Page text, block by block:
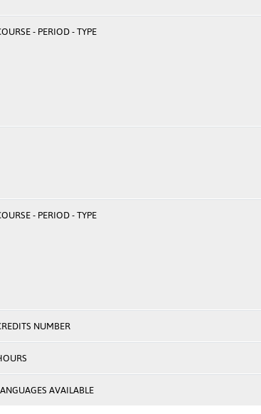
- PERIOD - TYPE
- PERIOD - TYPE
NUMBER
AVAILABLE